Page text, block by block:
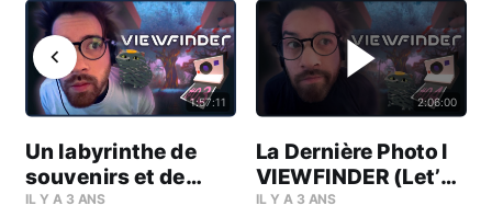
1:57:11
Un labyrinthe de
souvenirs et de
merveilles oubliées
IL Y A 3 ANS
2:06:00
La Dernière Photo l
VIEWFINDER (Let’s
Play) #04
IL Y A 3 ANS